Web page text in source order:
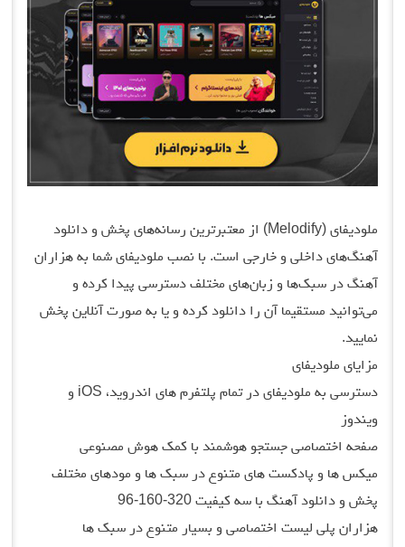
ملودیفای (Melodify) از معتبرترین رسانه‌های پخش و دانلود
آهنگ‌های داخلی و خارجی است. با نصب ملودیفای شما به هزاران
آهنگ در سبک‌ها و زبان‌های مختلف دسترسی پیدا کرده و
می‌توانید مستقیما آن را دانلود کرده و یا به صورت آنلاین پخش
نمایید.
مزایای ملودیفای
دسترسی به ملودیفای در تمام پلتفرم های اندروید، iOS و
ویندوز
صفحه اختصاصی جستجو هوشمند با کمک هوش مصنوعی
میکس ها و پادکست های متنوع در سبک ها و مودهای مختلف
پخش و دانلود آهنگ با سه کیفیت 320-160-96
هزاران پلی لیست اختصاصی و بسیار متنوع در سبک ها